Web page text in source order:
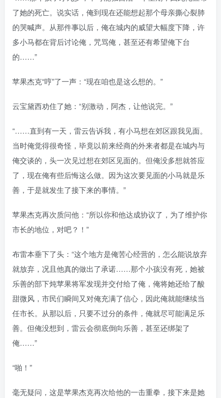
了她的死亡。说实话，俺到现在还能想起那个母亲撕心裂肺
的哭喊声。从那件事以后，俺在城内的威望大幅度下降，许
多小马都在背后讨论俺，咒骂俺，甚至还有希望俺下台
的……”
苹果杰克“哼”了一声：“现在咱也是这么想的。”
云宝黛西劝住了她：“别激动，阿杰，让他说完。”
“……直到有一天，雷云告诉我，有小马想在郊区跟我见面。
当时俺觉得很奇怪，毕竟以前来经商的外来者都是在城内与
俺交谈的，头一次见过想在郊区见面的。但俺没多想就答应
了，现在俺有些后悔这么做。因为这次要见面的小马就是乐
善，于是就发生了接下来的事情。”
苹果杰克再次质问他：“所以你和他达成协议了，为了维护你
市长的地位，对吧？！”
布雷本垂下了头：“这个地方是俺苦心经营的，怎么能说放弃
就放弃，况且他真的做出了承诺……那个小孩没有死，她被
乐善的部下炖苹果将军发现并交付给了俺，俺将她还给了酸
甜微风，市民们瞬间又对俺充满了信心，因此俺就能继续当
任市长。从那以后，只要不过分的条件，俺就尽可能满足乐
善。但俺没想到，雷云会彻底倒向乐善，甚至还绑架了
俺……”
“啪！”
毫无疑问，这是苹果杰克再次给他的一击重拳，接下来是她